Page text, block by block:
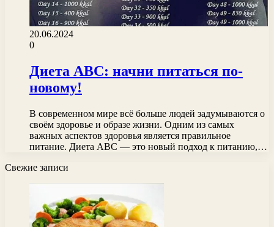
20.06.2024
0
Диета АВС: начни питаться по-
новому!
В современном мире всё больше людей задумываются о
своём здоровье и образе жизни. Одним из самых
важных аспектов здоровья является правильное
питание. Диета АВС — это новый подход к питанию,…
Свежие записи